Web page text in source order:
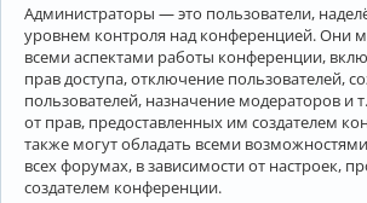
Администраторы — это пользователи,
уровнем контроля над конференцией. Они
всеми аспектами работы конференции,
прав доступа, отключение пользователей,
пользователей, назначение модераторов и
от прав, предоставленных им создателем
также могут обладать всеми
всех форумах, в зависимости от настроек,
создателем конференции.